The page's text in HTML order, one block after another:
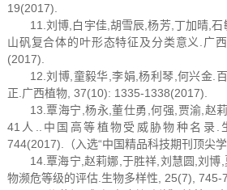
19(2017).
11.刘博,白宇佳,胡雪辰,杨芳,丁加晴,
山矾复合体的叶形态特征及分类意义.广
(2017).
12.刘博,童毅华,李娟,杨利琴,何兴金.
正.广西植物, 37(10): 1335-1338(2017).
13.覃海宁,杨永,董仕勇,何强,贾渝,赵
41人..中国高等植物受威胁物种名录.
744(2017).（入选“中国精品科技期刊顶尖学
14.覃海宁,赵莉娜,于胜祥,刘慧圆,刘博
物濒危等级的评估.生物多样性, 25(7), 745-